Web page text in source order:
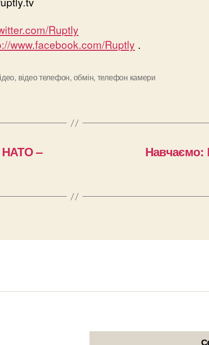
Ruptly
www.facebook.com/Ruptly .
, відео телефон, обмін, телефон камери
НАТО –
Навчаємо: